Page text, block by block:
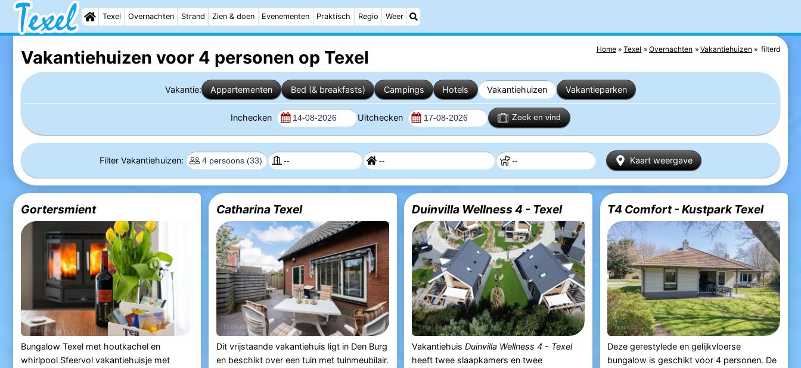
Texel Overnachten Strand Zien & doen Evenementen Praktisch Regio Weer
Home Texel Overnachten Vakantiehuizen filterd
Vakantiehuizen voor 4 personen op Texel
Vakantie: Appartementen Bed (& breakfasts) Campings Hotels Vakantiehuizen Vakantieparken
Inchecken Uitchecken Zoek en vind
Filter Vakantiehuizen: Kaart weergave
Gortersmient
Bungalow Texel met houtkachel en
whirlpool Sfeervol vakantiehuisje met
Catharina Texel
Dit vrijstaande vakantiehuis ligt in Den Burg
en beschikt over een tuin met tuinmeubilair.
Duinvilla Wellness 4 - Texel
VakantiehuisDuinvilla Wellness 4 - Texel
heeft twee slaapkamers en twee
T4 Comfort - Kustpark Texel
Deze gerestylede en gelijkvloerse
bungalow is geschikt voor 4 personen. De